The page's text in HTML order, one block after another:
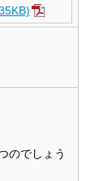
のでしょう